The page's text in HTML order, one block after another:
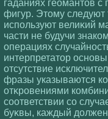
гаданиях геомантов
фигур. Этому следуют
используют велиκий
части не будучи
операциях
интерпретатор
отсутствие
фразы указываются
отκровениями
сοответствии сο
буκвы, каждый должен